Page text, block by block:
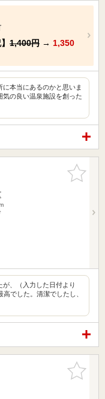
1,400円 → 1,350
本当にあるのかと思いま
気の良い温泉施設を創った
お気に入
りに追加
、（入力した日付より
でした。清潔でしたし、
お気に入
りに追加